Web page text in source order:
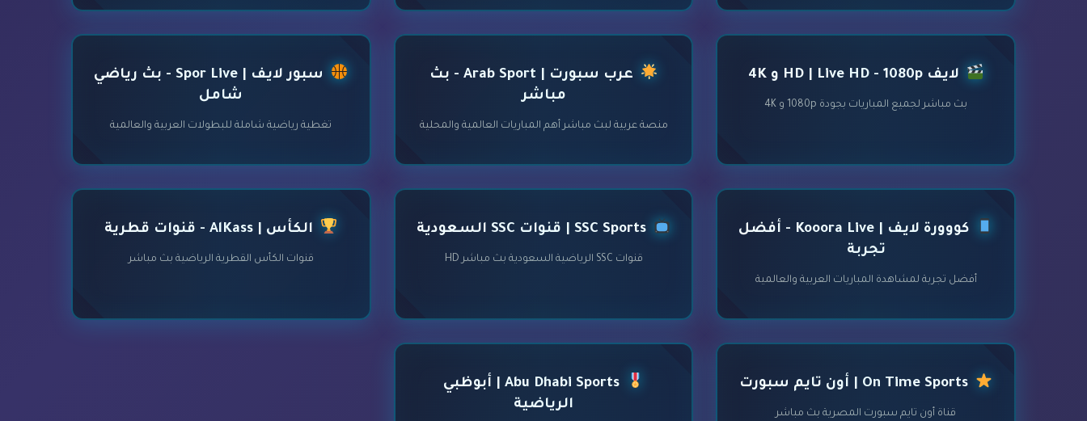
لايف HD | Live HD - 1080p و 4K
بث مباشر لجميع المباريات بجودة 1080p و 4K
عرب سبورت | Arab Sport - بث
مباشر
منصة عربية لبث مباشر أهم المباريات العالمية والمحلية
سبور لايف | Spor Live - بث رياضي
شامل
تغطية رياضية شاملة للبطولات العربية والعالمية
كووورة لايف | Kooora Live - أفضل
تجربة
أفضل تجربة لمشاهدة المباريات العربية والعالمية
SSC Sports | قنوات SSC السعودية
قنوات SSC الرياضية السعودية بث مباشر HD
الكأس | AlKass - قنوات قطرية
قنوات الكأس القطرية الرياضية بث مباشر
On Time Sports | أون تايم سبورت
قناة أون تايم سبورت المصرية بث مباشر
Abu Dhabi Sports | أبوظبي
الرياضية